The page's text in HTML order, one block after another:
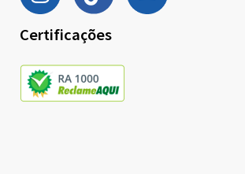
Certificações